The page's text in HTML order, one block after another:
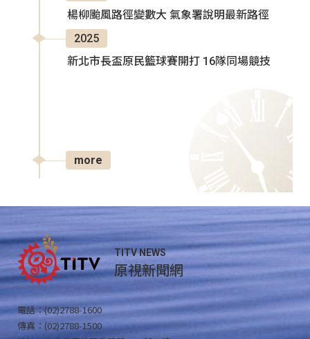
楊柳颱風路徑變數大 氣象署說明最新路徑
2025
新北市長盃原民籃球賽開打 16隊同場競技
more
TITV NEWS
原視新聞網
電話：(02)2788-1600
傳真：(02)2788-1500